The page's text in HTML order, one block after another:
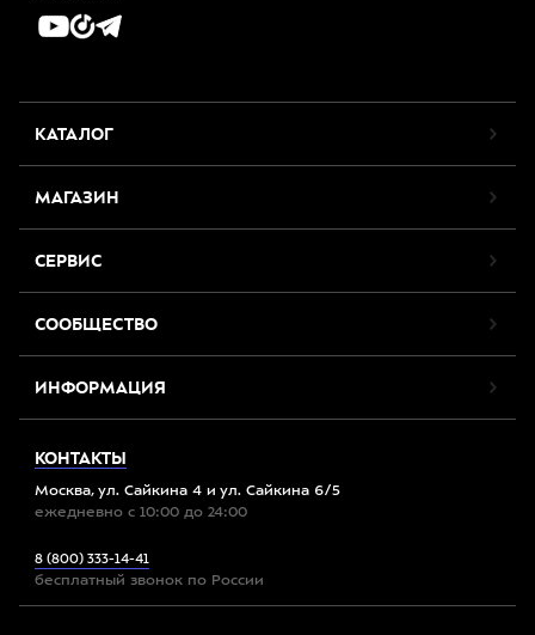
КАТАЛОГ
МАГАЗИН
СЕРВИС
СООБЩЕСТВО
ИНФОРМАЦИЯ
КОНТАКТЫ
Москва, ул. Сайкина 4 и ул. Сайкина 6/5
ежедневно с 10:00 до 24:00
8 (800) 333-14-41
бесплатный звонок по России